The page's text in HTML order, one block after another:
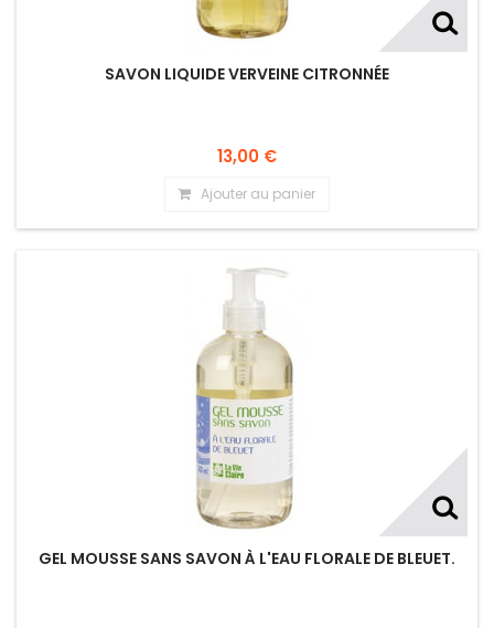
SAVON LIQUIDE VERVEINE CITRONNÉE
13,00 €
Ajouter au panier
GEL MOUSSE SANS SAVON À L'EAU FLORALE DE BLEUET.